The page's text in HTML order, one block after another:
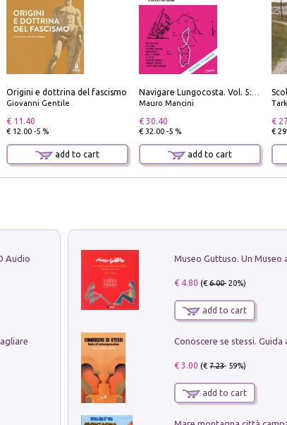
Origini e dottrina del fascismo
Giovanni Gentile
€ 11.40
€ 12.00 -5 %
add to cart
Mauro Mancini
€ 30.40
€ 32.00 -5 %
add to cart
€
€
Audio
€ 4.80 (€6.00- 20%)
add to cart
€ 3.00 (€7.23- 59%)
add to cart